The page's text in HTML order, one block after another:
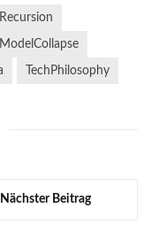
ModelCollapse
TechPhilosophy
Nächster Beitrag